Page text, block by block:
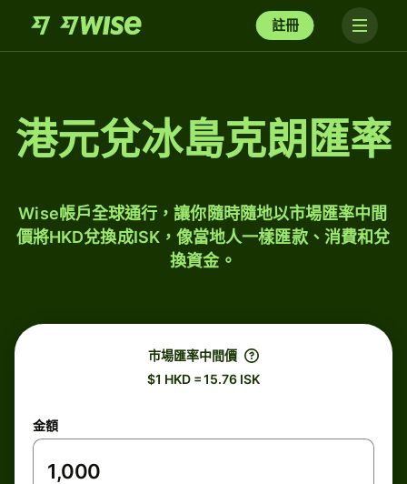
註冊
港元兌冰島克朗匯率
Wise帳戶全球通行，讓你隨時隨地以市場匯率中間
價將HKD兌換成ISK，像當地人一樣匯款、消費和兌
換資金。
市場匯率中間價
$1 HKD = 15.76 ISK
金額